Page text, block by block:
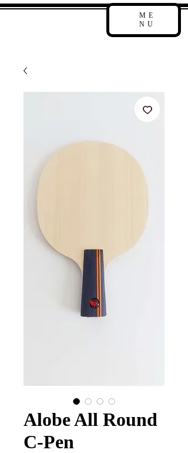
ME
NU
Alobe All Round
C-Pen